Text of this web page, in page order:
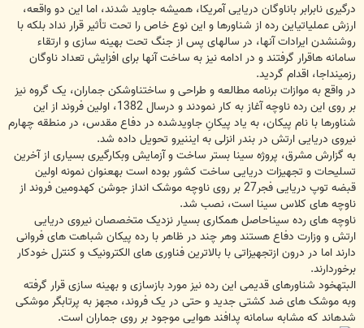
درگیری نابرابر باناوگان دریایی آمریکا، همیشه جاوید شدند، اما این دو واقعه،
ارزش عملیاتیاین رده از شناورها و این نوع خاص را تحت تأثیر قرار نداد بلکه با
روشنشدن ایرادات آنها، در سالهای پس از جنگ تحت بهینه سازی و ارتقاء
سامانه هاقرار گرفتند و در ادامه نیز به ساخت آنها برای افزایش تعداد ناوگان
رزمینداجا، اقدام گردید.
در واقع به موازات برنامه مطالعه و طراحی و ساختناوشکن جماران، یک گروه نیز
بر روی این رده ناوچه آغاز به کار نمودند و درسال 1382، اولین فروند از این
شناورها با نام پیکان، به یاد پیکانِ جاویدشده در دفاع مقدس، در منطقه چهارم
نیروی دریایی ارتش در بندر انزلی به ایننیرو تحویل داده شد.
به گزارش مشرق، پروژه سینا بستر ساخت و آزمایش وبکارگیری بسیاری از آخرین
تسلیحات و تجهیزات دریایی ساخت کشور بوده است بهعنوان نمونه اولین
قبضه توپ دریایی فجر27 بر روی ناوچه موشک انداز جوشن کهدومین فروند از
ناوچه های کلاس سینا است، نصب شد.
ناوچه های رده سیناحاصل همکاری بسیار نزدیک متخصصان نیروی دریایی
ارتش و وزارت دفاع هستند وهر چند در ظاهر با رده پیکان شباهت های فروانی
دارند اما در درون ازتجهیزاتی با بالاترین فناوری های الکترونیک و کنترل خودکار
برخوردارند.
البتهخود شناورهای قدیمی این رده نیز مورد بازسازی و بهینه سازی قرار گرفته
وبه موشک های ضد کشتی جدید و حتی در یک فروند، مجهز به پرتابگر موشکی
شدهاند که مشابه سامانه پدافند هوایی موجود بر روی جماران است.